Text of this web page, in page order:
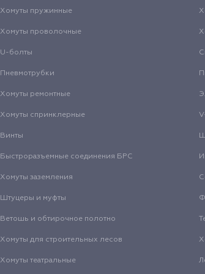
Хомуты пружинные
Хомуты проволочные
U-болты
Пневмотрубки
Хомуты ремонтные
Хомуты спринклерные
Винты
Быстроразъемные соединения БРС
Хомуты заземления
Штуцеры и муфты
Ветошь и обтирочное полотно
Хомуты для строительных лесов
Хомуты театральные